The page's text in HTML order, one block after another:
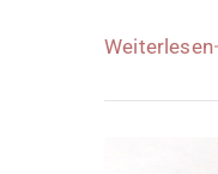
Weiterlesen